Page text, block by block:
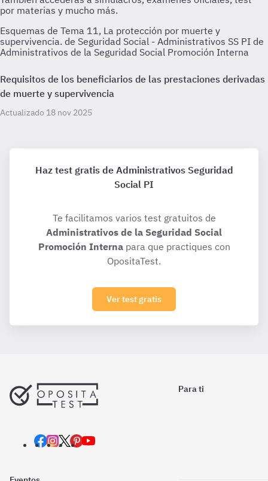
Esquemas de Tema 11, La protección por muerte y
supervivencia. de Seguridad Social - Administrativos SS PI de
Administrativos de la Seguridad Social Promoción Interna
Requisitos de los beneficiarios de las prestaciones derivadas
de muerte y supervivencia
Actualizado 18 nov 2025
Haz test gratis de Administrativos Seguridad
Social PI
Te facilitamos varios test gratuitos de
Administrativos de la Seguridad Social
Promoción Internapara que practiques con
OpositaTest.
Ver test gratis
Para ti